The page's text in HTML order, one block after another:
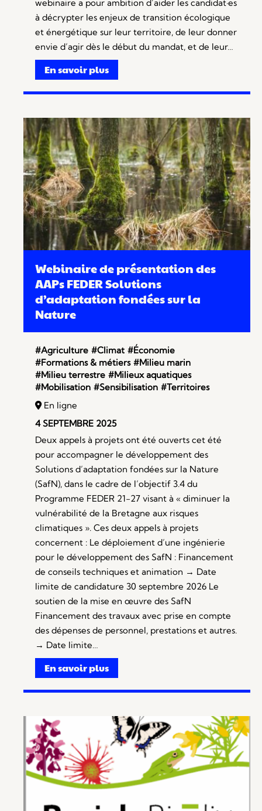
webinaire a pour ambition d’aider les candidat·es
à décrypter les enjeux de transition écologique
et énergétique sur leur territoire, de leur donner
envie d’agir dès le début du mandat, et de leur…
En savoir plus
Webinaire de présentation des
AAPs FEDER Solutions
d’adaptation fondées sur la
Nature
#Agriculture #Climat #Économie
#Formations & métiers #Milieu marin
#Milieu terrestre #Milieux aquatiques
#Mobilisation #Sensibilisation #Territoires
En ligne
4 SEPTEMBRE 2025
Deux appels à projets ont été ouverts cet été
pour accompagner le développement des
Solutions d’adaptation fondées sur la Nature
(SafN), dans le cadre de l’objectif 3.4 du
Programme FEDER 21-27 visant à « diminuer la
vulnérabilité de la Bretagne aux risques
climatiques ». Ces deux appels à projets
concernent : Le déploiement d’une ingénierie
pour le développement des SafN : Financement
de conseils techniques et animation → Date
limite de candidature 30 septembre 2026 Le
soutien de la mise en œuvre des SafN
Financement des travaux avec prise en compte
des dépenses de personnel, prestations et autres.
→ Date limite…
En savoir plus